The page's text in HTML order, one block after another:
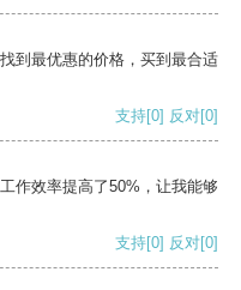
到最优惠的价格，买到最合适
支持[0] 反对[0]
作效率提高了50%，让我能够
支持[0] 反对[0]